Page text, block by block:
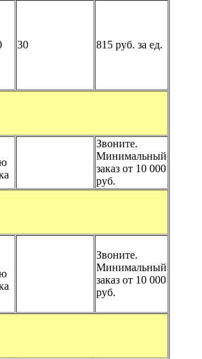
30 815 руб. за ед.
Звоните.
Минимальный
заказ от 10 000
руб.
Звоните.
Минимальный
заказ от 10 000
руб.